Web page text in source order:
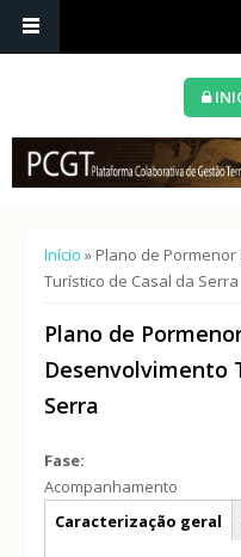
Está aqui
Início » Plano de
Turístico de Casal da Serra
Plano de
Desenvolvimento
Serra
Fase:
Acompanhamento
Info geral
Caracterização geral